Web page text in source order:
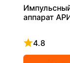
аппарат
4.8
Рейтинг 4.8